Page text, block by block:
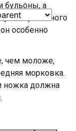
бульоны, а
В корне много
особенно
чем моложе,
морковка.
ножка должна